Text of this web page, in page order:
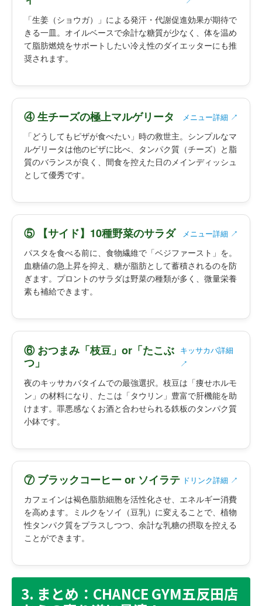
「生姜（ショウガ）」による発汗・代謝促進効果が期待で
きる一皿。オイルベースで余計な糖質が少なく、体を温め
て脂肪燃焼をサポートしたい冷え性のダイエッターにも推
奨されます。
④ 生チーズの極上マルゲリータ メニュー詳細 ↗
「どうしてもピザが食べたい」時の救世主。シンプルなマ
ルゲリータは他のピザに比べ、タンパク質（チーズ）と脂
質のバランスが良く、間食を控えた日のメインディッシュ
として優秀です。
⑤ 【サイド】10種野菜のサラダ メニュー詳細 ↗
パスタを食べる前に、食物繊維で「ベジファースト」を。
血糖値の急上昇を抑え、糖が脂肪として蓄積されるのを防
ぎます。プロントのサラダは野菜の種類が多く、微量栄養
素も補給できます。
⑥ おつまみ「枝豆」or「たこぶ
つ」
キッサカバ詳細
↗
夜のキッサカバタイムでの最強選択。枝豆は「痩せホルモ
ン」の材料になり、たこは「タウリン」豊富で肝機能を助
けます。罪悪感なくお酒と合わせられる鉄板のタンパク質
小鉢です。
⑦ ブラックコーヒー or ソイラテ ドリンク詳細 ↗
カフェインは褐色脂肪細胞を活性化させ、エネルギー消費
を高めます。ミルクをソイ（豆乳）に変えることで、植物
性タンパク質をプラスしつつ、余計な乳糖の摂取を控える
ことができます。
3. まとめ：CHANCE GYM五反田店